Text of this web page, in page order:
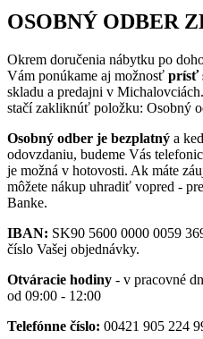
OSOBNÝ ODBER
Okrem doručenia nábytku po
Vám ponúkame aj možnosť prísť
skladu a predajni v
stačí zakliknúť položku: Osobný
Osobný odber je bezplatný a
odovzdaniu, budeme Vás
je možná v hotovosti. Ak máte
môžete nákup uhradiť vopred -
Banke.
IBAN: SK90 5600 0000 0059
číslo Vašej objednávky.
Otváracie hodiny - v pracovné
od 09:00 - 12:00
Telefónne číslo: 00421 905 224